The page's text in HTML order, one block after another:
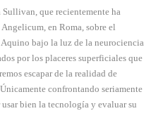
que recientemente ha
en Roma, sobre el
bajo la luz de la neurociencia
por los placeres superficiales que
escapar de la realidad de
confrontando seriamente
bien la tecnología y evaluar su